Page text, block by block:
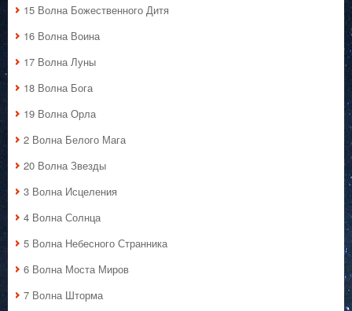
15 Волна Божественного Дитя
16 Волна Воина
17 Волна Луны
18 Волна Бога
19 Волна Орла
2 Волна Белого Мага
20 Волна Звезды
3 Волна Исцеления
4 Волна Солнца
5 Волна Небесного Странника
6 Волна Моста Миров
7 Волна Шторма